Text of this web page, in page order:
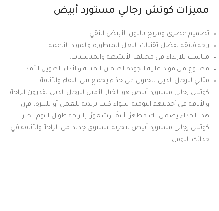
مميزات كوتش رجالي مستورد أبيض
تصميم عصري ومريح باللون الأبيض النقي.
راحة فائقة بفضل تقنيات النعل المتطورة والمواد الناعمة.
مناسب للارتداء في مختلف الأنشطة والمناسبات.
مصنوع من مواد عالية الجودة لضمان المتانة والأداء الطويل الأمد.
مثالي للرجال الذين يبحثون عن حذاء يجمع بين النقاء والأناقة.
كوتش رجالي مستورد أبيض هو الخيار الأمثل للرجال الذين يقدرون الراحة
والأناقة في أحذيتهم اليومية. سواء كنت ترتديه للعمل أو للتنزه، فإن
هذا الحذاء يضمن لك مظهرًا أنيقًا وشعورًا بالراحة طوال اليوم. اختر
كوتش رجالي مستورد أبيض لتجربة مستوى جديد من الراحة والأناقة في
حذائك اليومي.